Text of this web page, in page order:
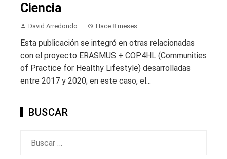
Ciencia
David Arredondo Hace 8 meses
Esta publicación se integró en otras relacionadas
con el proyecto ERASMUS + COP4HL (Communities
of Practice for Healthy Lifestyle) desarrolladas
entre 2017 y 2020; en este caso, el...
BUSCAR